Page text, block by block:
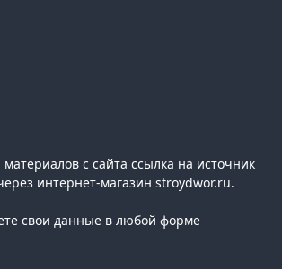
с сайта ссылка на источник
интернет-магазин stroydwor.ru.
свои данные в любой форме